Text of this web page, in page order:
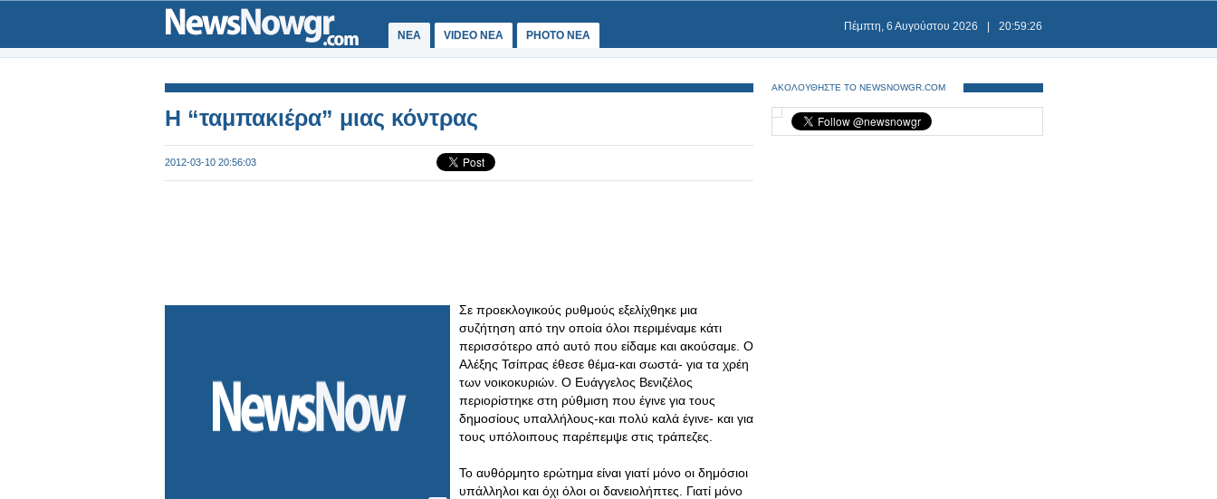
ΝΕΑ VIDEO NEA PHOTO NEA
Πέμπτη, 6 Αυγούστου 2026 20:59:26
Η “ταμπακιέρα” μιας κόντρας
2012-03-10 20:56:03
Σε προεκλογικούς ρυθμούς εξελίχθηκε μια
συζήτηση από την οποία όλοι περιμέναμε κάτι
περισσότερο από αυτό που είδαμε και ακούσαμε. Ο
Αλέξης Τσίπρας έθεσε θέμα-και σωστά- για τα χρέη
των νοικοκυριών. Ο Ευάγγελος Βενιζέλος
περιορίστηκε στη ρύθμιση που έγινε για τους
δημοσίους υπαλλήλους-και πολύ καλά έγινε- και για
τους υπόλοιπους παρέπεμψε στις τράπεζες.
Το αυθόρμητο ερώτημα είναι γιατί μόνο οι δημόσιοι
υπάλληλοι και όχι όλοι οι δανειολήπτες. Γιατί μόνο
ΑΚΟΛΟΥΘΗΣΤΕ ΤΟ NEWSNOWGR.COM